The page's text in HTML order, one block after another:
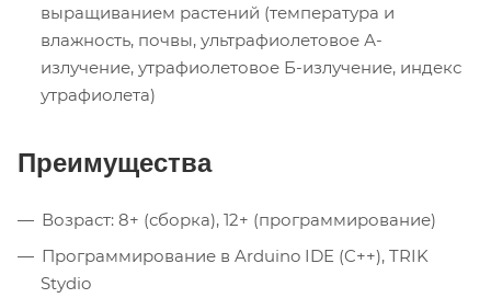
выращиванием растений (температура и
влажность, почвы, ультрафиолетовое А-
излучение, утрафиолетовое Б-излучение, индекс
утрафиолета)
Преимущества
Возраст: 8+ (сборка), 12+ (программирование)
Программирование в Arduino IDE (C++), TRIK
Stydio